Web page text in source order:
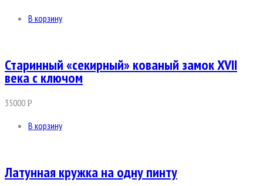
В корзину
Старинный «секирный» кованый замок XVII
века с ключом
35000Р
В корзину
Латунная кружка на одну пинту